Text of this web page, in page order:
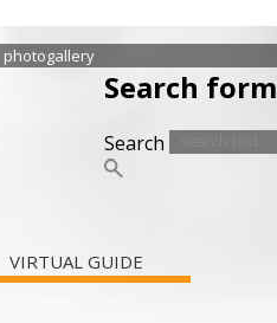
photogallery
Search form
Search
VIRTUAL GUIDE